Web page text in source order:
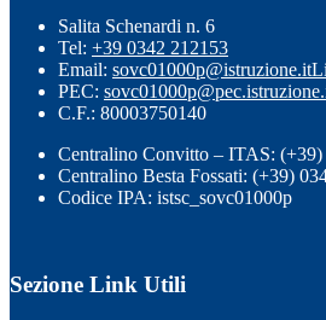
Salita Schenardi n. 6
Tel: +39 0342 212153
Email: sovc01000p@istruzione.it
PEC:
C.F.: 80003750140
Centralino Convitto – ITAS: (+39)
Centralino Besta Fossati: (+39)
Codice IPA: istsc_sovc01000p
Sezione Link Utili